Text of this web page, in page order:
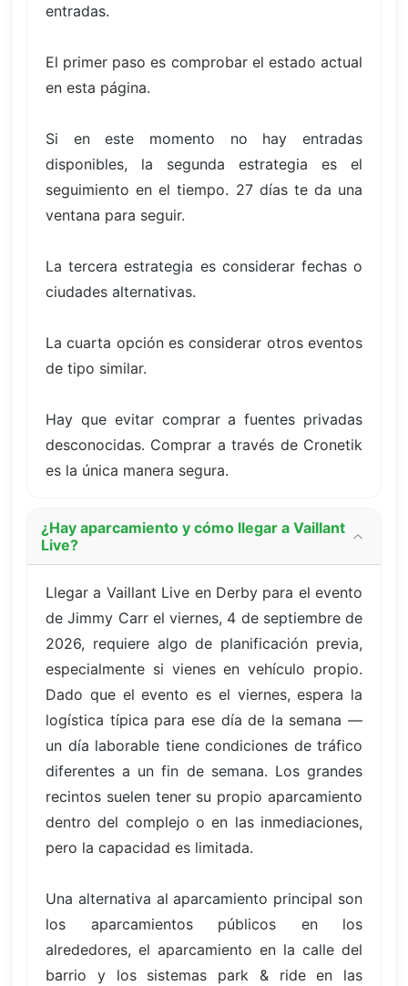
entradas.
El primer paso es comprobar el estado actual
en esta página.
Si en este momento no hay entradas
disponibles, la segunda estrategia es el
seguimiento en el tiempo. 27 días te da una
ventana para seguir.
La tercera estrategia es considerar fechas o
ciudades alternativas.
La cuarta opción es considerar otros eventos
de tipo similar.
Hay que evitar comprar a fuentes privadas
desconocidas. Comprar a través de Cronetik
es la única manera segura.
¿Hay aparcamiento y cómo llegar a Vaillant
Live?
Llegar a Vaillant Live en Derby para el evento
de Jimmy Carr el viernes, 4 de septiembre de
2026, requiere algo de planificación previa,
especialmente si vienes en vehículo propio.
Dado que el evento es el viernes, espera la
logística típica para ese día de la semana —
un día laborable tiene condiciones de tráfico
diferentes a un fin de semana. Los grandes
recintos suelen tener su propio aparcamiento
dentro del complejo o en las inmediaciones,
pero la capacidad es limitada.
Una alternativa al aparcamiento principal son
los aparcamientos públicos en los
alrededores, el aparcamiento en la calle del
barrio y los sistemas park & ride en las